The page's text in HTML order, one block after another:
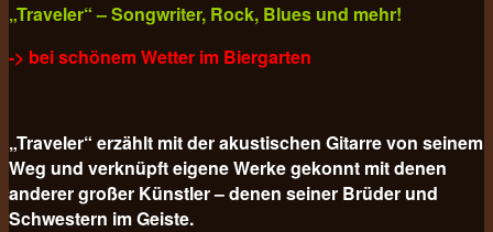
„Traveler“ – Songwriter, Rock, Blues und mehr!
-> bei schönem Wetter im Biergarten
„Traveler“ erzählt mit der akustischen Gitarre von seinem
Weg und verknüpft eigene Werke gekonnt mit denen
anderer großer Künstler – denen seiner Brüder und
Schwestern im Geiste.